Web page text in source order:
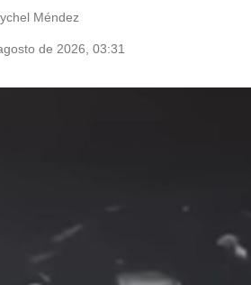
Méndez
de 2026, 03:31